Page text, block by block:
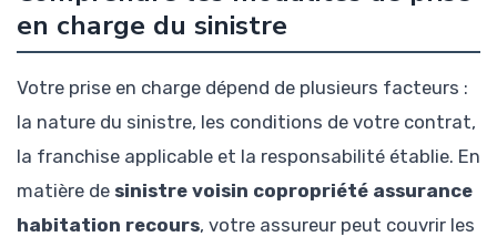
en charge du sinistre
Votre prise en charge dépend de plusieurs facteurs :
la nature du sinistre, les conditions de votre contrat,
la franchise applicable et la responsabilité établie. En
matière de sinistre voisin copropriété assurance
habitation recours, votre assureur peut couvrir les